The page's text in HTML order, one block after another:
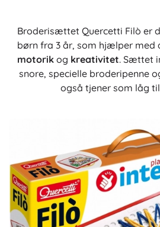
Broderisættet Quercetti Filò er
børn fra 3 år, som hjælper med
motorikog kreativitet. Sættet
snore, specielle broderipenne
også tjener som låg